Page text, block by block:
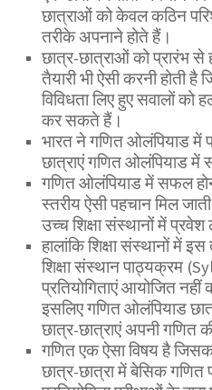
छात्राओं को केवल कठिन
तरीके अपनाने होते हैं।
छात्र-छात्राओं को प्रारंभ से
तैयारी भी ऐसी करनी होती
विविधता लिए हुए सवालों
कर सकते हैं।
भारत ने गणित ओलंपियाड में
छात्राएं गणित ओलंपियाड
गणित ओलंपियाड में सफल होने
स्तरीय ऐसी पहचान मिल
उच्च शिक्षा संस्थानों में
हालांकि शिक्षा संस्थानों में
शिक्षा संस्थान पाठ्यक्रम
प्रतियोगिताएं आयोजित
इसलिए गणित ओलंपियाड
छात्र-छात्राएं अपनी गणित
गणित एक ऐसा विषय है जिसका
छात्र-छात्रा में बेसिक गणित